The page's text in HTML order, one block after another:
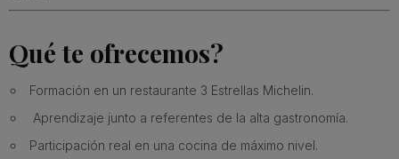
Qué te ofrecemos?
Formación en un restaurante 3 Estrellas Michelin.
Aprendizaje junto a referentes de la alta gastronomía.
Participación real en una cocina de máximo nivel.